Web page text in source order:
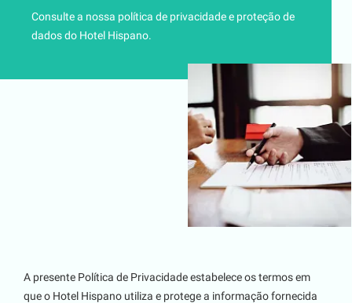
Consulte a nossa política de privacidade e proteção de
dados do Hotel Hispano.
A presente Política de Privacidade estabelece os termos em
que o Hotel Hispano utiliza e protege a informação fornecida